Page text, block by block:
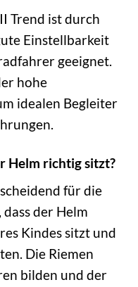
Trend ist durch
Einstellbarkeit
geeignet.
hohe
idealen Begleiter
Helm richtig sitzt?
für die
der Helm
Kindes sitzt und
Die Riemen
bilden und der